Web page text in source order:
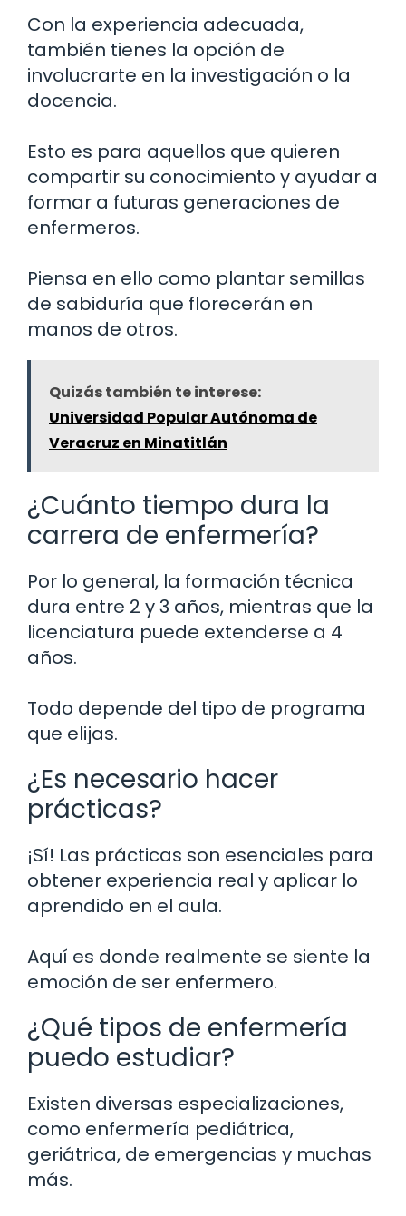
Con la experiencia adecuada,
también tienes la opción de
involucrarte en la investigación o la
docencia.
Esto es para aquellos que quieren
compartir su conocimiento y ayudar a
formar a futuras generaciones de
enfermeros.
Piensa en ello como plantar semillas
de sabiduría que florecerán en
manos de otros.
Quizás también te interese:
Universidad Popular Autónoma de
Veracruz en Minatitlán
¿Cuánto tiempo dura la
carrera de enfermería?
Por lo general, la formación técnica
dura entre 2 y 3 años, mientras que la
licenciatura puede extenderse a 4
años.
Todo depende del tipo de programa
que elijas.
¿Es necesario hacer
prácticas?
¡Sí! Las prácticas son esenciales para
obtener experiencia real y aplicar lo
aprendido en el aula.
Aquí es donde realmente se siente la
emoción de ser enfermero.
¿Qué tipos de enfermería
puedo estudiar?
Existen diversas especializaciones,
como enfermería pediátrica,
geriátrica, de emergencias y muchas
más.